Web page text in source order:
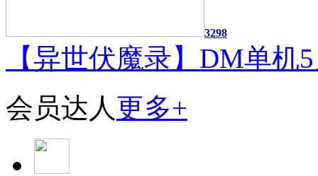
3298
【异世伏魔录】DM单机
会员达人更多+